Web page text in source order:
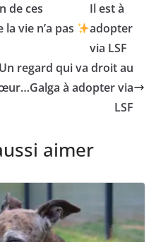
de ces
la vie n’a pas
Il est à
adopter
via LSF
Un regard qui va droit au
à adopter via
LSF
aimer